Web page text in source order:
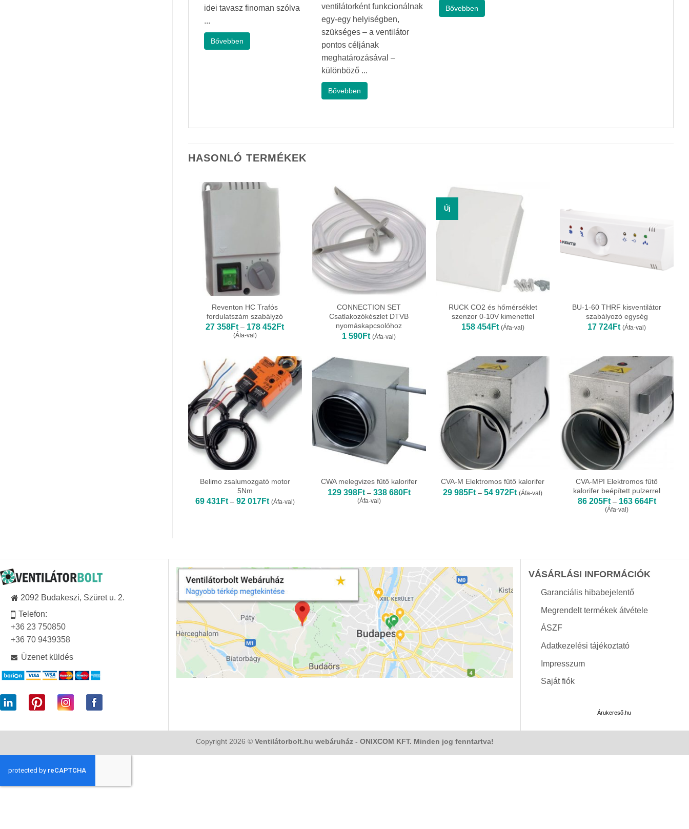
idei tavasz finoman szólva
...
Bővebben
ventilátorként funkcionálnak
egy-egy helyiségben,
szükséges – a ventilátor
pontos céljának
meghatározásával –
különböző ...
Bővebben
Bővebben
HASONLÓ TERMÉKEK
Reventon HC Trafós
fordulatszám szabályzó
27 358Ft – 178 452FtÁrtartomány:
178
452Ft
(Áfa-val)
CONNECTION SET
Csatlakozókészlet DTVB
nyomáskapcsolóhoz
1 590Ft (Áfa-val)
Új
RUCK CO2 és hőmérséklet
szenzor 0-10V kimenettel
158 454Ft (Áfa-val)
BU-1-60 THRF kisventilátor
szabályozó egység
17 724Ft (Áfa-val)
Belimo zsalumozgató motor
5Nm
69 431Ft – 92 017FtÁrtartomány:
69
(Áfa-val)
CWA melegvizes fűtő kalorifer
129 398Ft – 338 680FtÁrtartomány:
(Áfa-val)
CVA-M Elektromos fűtő kalorifer
29 985Ft – 54 972FtÁrtartomány:
29
(Áfa-val)
CVA-MPI Elektromos fűtő
kalorifer beépített pulzerrel
86 205Ft – 163 664Ft
(Áfa-val)
2092 Budakeszi, Szüret u. 2.
Telefon:
+36 23 750850
+36 70 9439358
Üzenet küldés
VÁSÁRLÁSI INFORMÁCIÓK
Garanciális hibabejelentő
Megrendelt termékek átvétele
ÁSZF
Adatkezelési tájékoztató
Impresszum
Saját fiók
Árukereső.hu
Copyright 2026 © Ventilátorbolt.hu webáruház - ONIXCOM KFT. Minden jog fenntartva!